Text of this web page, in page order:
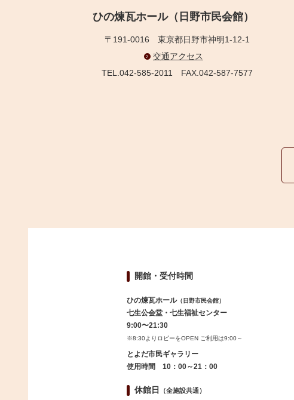
ひの煉瓦ホール（日野市民会館）
〒191-0016 東京都日野市神明1-12-1
交通アクセス
TEL.042-585-2011 FAX.042-587-7577
開館・受付時間
ひの煉瓦ホール（日野市民会館）
七生公会堂・七生福祉センター
9:00〜21:30
※8:30よりロビーをOPEN ご利用は9:00～
とよだ市民ギャラリー
使用時間 10：00～21：00
休館日 （全施設共通）